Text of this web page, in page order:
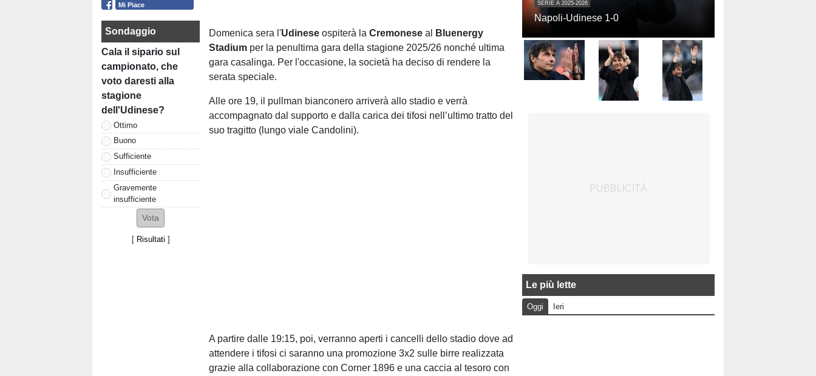
Mi Piace
Sondaggio
Cala il sipario sul
campionato, che
voto daresti alla
stagione
dell'Udinese?
Ottimo
Buono
Sufficiente
Insufficiente
Gravemente
insufficiente
[ Risultati ]
Domenica sera l'Udinese ospiterà laCremonese al
Bluenergy
Stadium per la penultima gara della stagione 2025/26 nonché ultima
gara casalinga. Per l'occasione, la società ha deciso di rendere la
serata speciale.
Alle ore 19, il pullman bianconero arriverà allo stadio e verrà
accompagnato dal supporto e dalla carica dei tifosi nell’ultimo tratto del
suo tragitto (lungo viale Candolini).
A partire dalle 19:15, poi, verranno aperti i cancelli dello stadio dove ad
attendere i tifosi ci saranno una promozione 3x2 sulle birre realizzata
grazie alla collaborazione con Corner 1896 e una caccia al tesoro con
SERIE A 2025-2026
Napoli-Udinese 1-0
Le più lette
Oggi Ieri